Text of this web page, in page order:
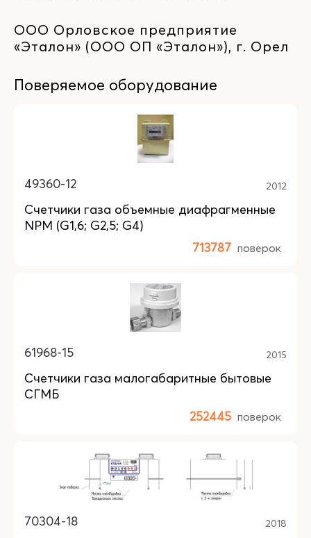
ООО Орловское предприятие
«Эталон» (ООО ОП «Эталон»), г. Орел
Поверяемое оборудование
49360-12 2012
Счетчики газа объемные диафрагменные
NPM (G1,6; G2,5; G4)
713787 поверок
61968-15 2015
Счетчики газа малогабаритные бытовые
СГМБ
252445 поверок
70304-18 2018